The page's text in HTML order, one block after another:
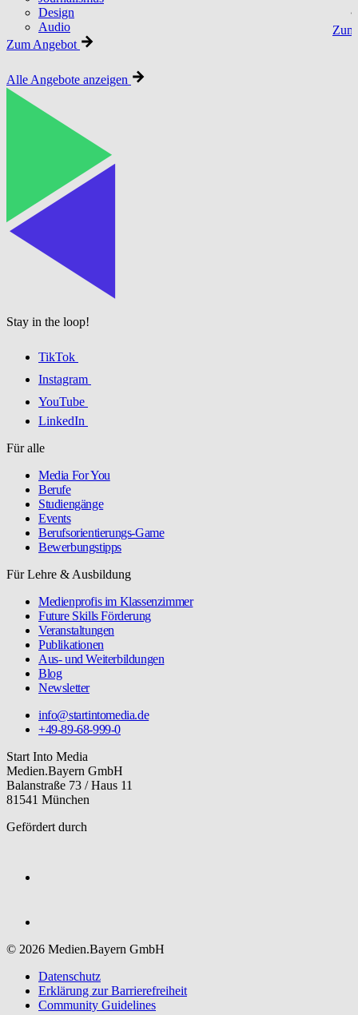
Design
Audio
Zum Angebot
Alle Angebote anzeigen
Stay in the loop!
TikTok
Instagram
YouTube
LinkedIn
Für alle
Media For You
Berufe
Studiengänge
Events
Berufsorientierungs-Game
Bewerbungstipps
Für Lehre & Ausbildung
Medienprofis im Klassenzimmer
Future Skills Förderung
Veranstaltungen
Publikationen
Aus- und Weiterbildungen
Blog
Newsletter
info@startintomedia.de
+49-89-68-999-0
Start Into Media
Medien.Bayern GmbH
Balanstraße 73 / Haus 11
81541 München
Gefördert durch
© 2026 Medien.Bayern GmbH
Datenschutz
Erklärung zur Barriere­freiheit
Community Guidelines